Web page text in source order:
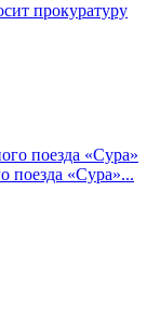
прокуратуру
поезда «Сура»...